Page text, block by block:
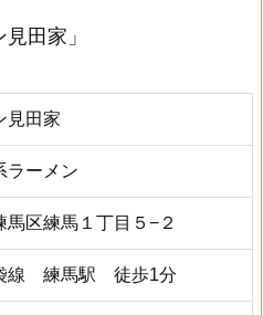
田家」
見田家
ラーメン
馬区練馬１丁目５−２
線 練馬駅 徒歩1分